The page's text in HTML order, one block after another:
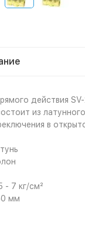
действия
из
в
- 7 кг/см²
мм